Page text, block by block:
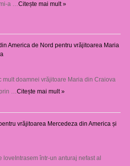
a …Citește mai mult »
America de Nord pentru vrăjitoarea Maria
mult doamnei vrăjitoare Maria din Craiova
…Citește mai mult »
vrăjitoarea Mercedeza din America și
loveIntrasem într-un anturaj nefast al